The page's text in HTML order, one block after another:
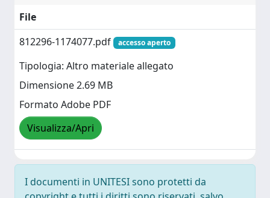
File
812296-1174077.pdf
accesso aperto
Tipologia: Altro materiale allegato
Dimensione 2.69 MB
Formato Adobe PDF
Visualizza/Apri
I documenti in UNITESI sono protetti da